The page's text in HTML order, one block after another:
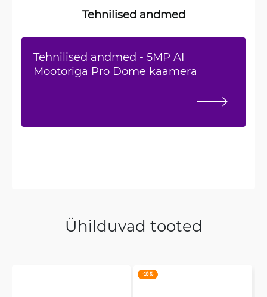
Tehnilised andmed
Tehnilised andmed - 5MP AI
Mootoriga Pro Dome kaamera
Ühilduvad tooted
-19 %